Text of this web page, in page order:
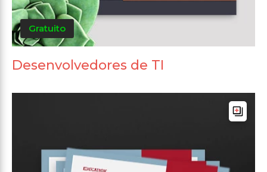
Gratuito
Desenvolvedores de TI